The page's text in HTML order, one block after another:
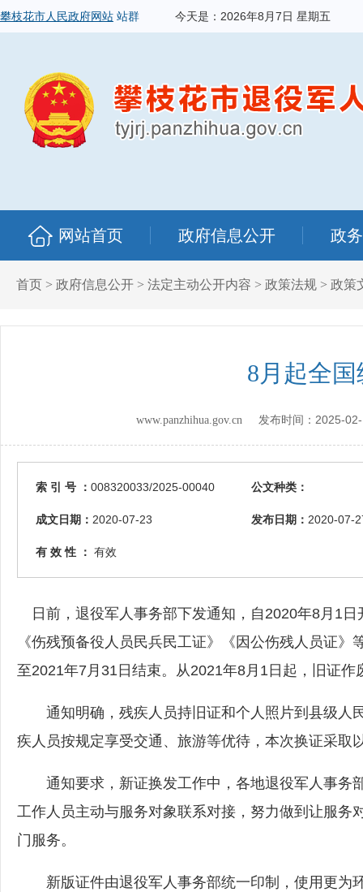
攀枝花市人民政府网站 站群 今天是： 2026年8月7日 星期五
网站首页 政府信息公开 政
首页 > 政府信息公开 > 法定主动公开内容 > 政策法规 > 政策
8月起全
www.panzhihua.gov.cn 发布时间： 2025-
索 引 号 ： 008320033/2025-00040 公文种类：
成文日期： 2020-07-23 发布日期： 2020-07-
有 效 性 ： 有效
日前，退役军人事务部下发通知，自2020年8月1
《伤残预备役人员民兵民工证》《因公伤残人员证
至2021年7月31日结束。从2021年8月1日起，旧证
通知明确，残疾人员持旧证和个人照片到县级人
疾人员按规定享受交通、旅游等优待，本次换证采取
通知要求，新证换发工作中，各地退役军人事务
工作人员主动与服务对象联系对接，努力做到让服务
门服务。
新版证件由退役军人事务部统一印制，使用更为